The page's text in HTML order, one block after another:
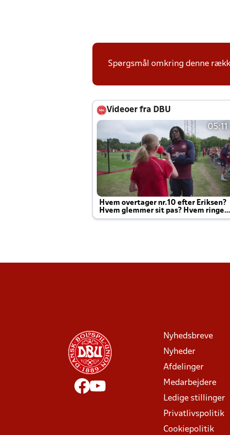
Spørgsmål omkring denne
Videoer fra DBU
05:11
Hvem overtager nr.10 efter Eriksen?
Hvem glemmer sit pas? Hvem ringer
Joachim altid til efter kampe?
Nyhedsbreve
Nyheder
Afdelinger
Medarbejdere
Ledige stillinger
Privatlivspolitik
Cookiepolitik